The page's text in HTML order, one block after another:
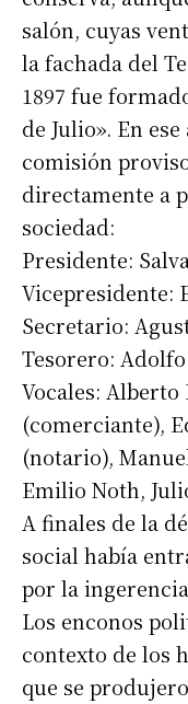
salón, cuyas
la fachada del
1897 fue
de Julio». En
comisión
directamente a
sociedad:
Presidente:
Vicepresidente:
Secretario:
Tesorero:
Vocales:
(comerciante),
(notario),
Emilio Noth,
A finales de la
social había
por la
Los enconos
contexto de los
que se